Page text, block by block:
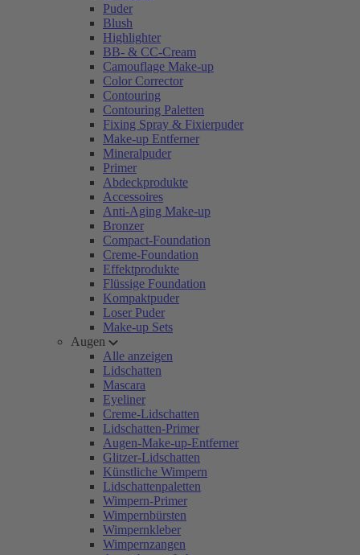
Puder
Blush
Highlighter
BB- & CC-Cream
Camouflage Make-up
Color Corrector
Contouring
Contouring Paletten
Fixing Spray & Fixierpuder
Make-up Entferner
Mineralpuder
Primer
Abdeckprodukte
Accessoires
Anti-Aging Make-up
Bronzer
Compact-Foundation
Creme-Foundation
Effektprodukte
Flüssige Foundation
Kompaktpuder
Loser Puder
Make-up Sets
Augen
Alle anzeigen
Lidschatten
Mascara
Eyeliner
Creme-Lidschatten
Lidschatten-Primer
Augen-Make-up-Entferner
Glitzer-Lidschatten
Künstliche Wimpern
Lidschattenpaletten
Wimpern-Primer
Wimpernbürsten
Wimpernkleber
Wimpernzangen